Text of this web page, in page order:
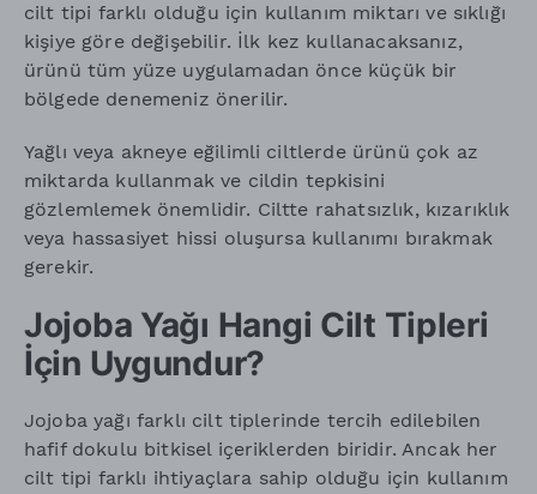
cilt tipi farklı olduğu için kullanım miktarı ve sıklığı
kişiye göre değişebilir. İlk kez kullanacaksanız,
ürünü tüm yüze uygulamadan önce küçük bir
bölgede denemeniz önerilir.
Yağlı veya akneye eğilimli ciltlerde ürünü çok az
miktarda kullanmak ve cildin tepkisini
gözlemlemek önemlidir. Ciltte rahatsızlık, kızarıklık
veya hassasiyet hissi oluşursa kullanımı bırakmak
gerekir.
Jojoba Yağı Hangi Cilt Tipleri
İçin Uygundur?
Jojoba yağı farklı cilt tiplerinde tercih edilebilen
hafif dokulu bitkisel içeriklerden biridir. Ancak her
cilt tipi farklı ihtiyaçlara sahip olduğu için kullanım